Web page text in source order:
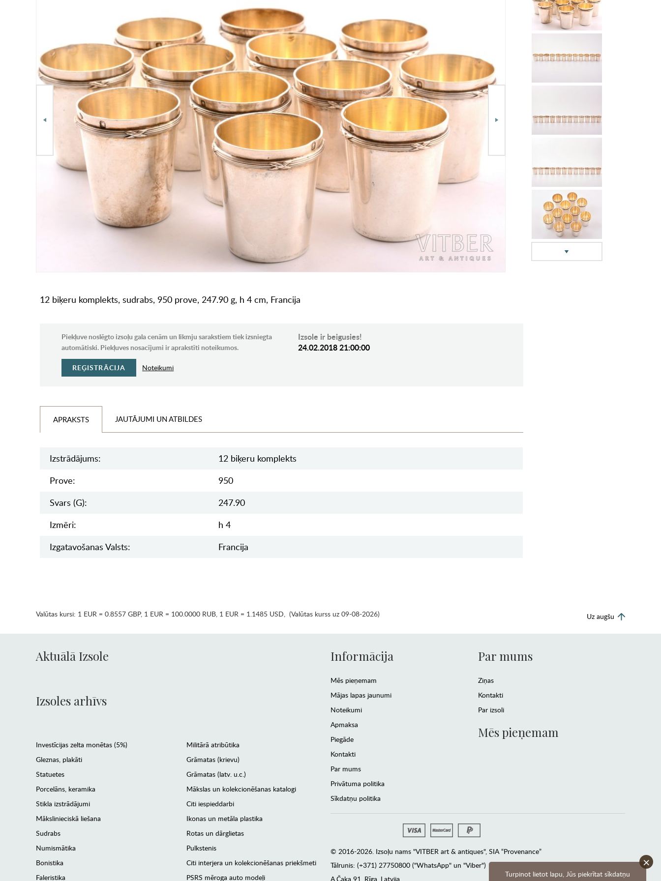
12 biķeru komplekts, sudrabs, 950 prove, 247.90 g, h 4 cm, Francija
Piekļuve noslēgto izsoļu gala cenām un likmju sarakstiem tiek izsniegta
automātiski. Piekļuves nosacījumi ir aprakstīti noteikumos.
REĢISTRĀCIJA Noteikumi
Izsole ir beigusies!
24.02.2018 21:00:00
APRAKSTS JAUTĀJUMI UN ATBILDES
Izstrādājums:
12 biķeru komplekts
Prove:
950
Svars (g):
247.90
Izmēri:
h 4
Izgatavošanas Valsts:
Francija
Turpinot lietot lapu, Jūs piekrītat sīkdatņu
×
Valūtas kursi: 1 EUR = 0.8557 GBP, 1 EUR = 100.0000 RUB, 1 EUR = 1.1485 USD, (Valūtas kurss uz 09-08-2026) Uz augšu
Aktuālā Izsole
Izsoles arhīvs
Investīcijas zelta monētas (5%)
Gleznas, plakāti
Statuetes
Porcelāns, keramika
Stikla izstrādājumi
Mākslinieciskā liešana
Sudrabs
Numismātika
Bonistika
Faleristika
Militārā atribūtika
Grāmatas (krievu)
Grāmatas (latv. u.c.)
Mākslas un kolekcionēšanas katalogi
Citi iespieddarbi
Ikonas un metāla plastika
Rotas un dārglietas
Pulkstenis
Citi interjera un kolekcionēšanas priekšmeti
PSRS mēroga auto modeļi
Informācija
Mēs pieņemam
Mājas lapas jaunumi
Noteikumi
Apmaksa
Piegāde
Kontakti
Par mums
Privātuma politika
Sīkdatņu politika
Par mums
Ziņas
Kontakti
Par izsoli
Mēs pieņemam
© 2016-2026. Izsoļu nams "VITBER art & antiques", SIA “Provenance”
Tālrunis: (+371) 27750800 ("WhatsApp" un "Viber")
А.Čaka 91, Rīga, Latvija